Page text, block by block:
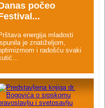
počeo
energija mladosti
je znatiželjom,
i radošću svaki